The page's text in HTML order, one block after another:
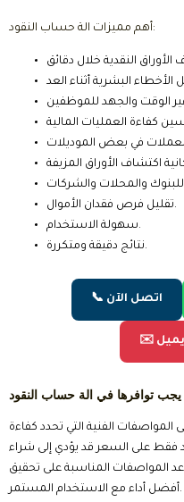
أهم مميزات الة حساب النقود:
تقليل فرص فقدان الأموال.
سهولة الاستخدام.
نتائج دقيقة ومتكررة.
📞 اتصل الآن
يجب توافرها في الة حساب النقود
الفنية التي تحدد كفاءة
فقط على السعر قد يؤدي إلى شراء
المواصفات المناسبة على تحقيق
أفضل أداء مع الاستخدام المستمر.